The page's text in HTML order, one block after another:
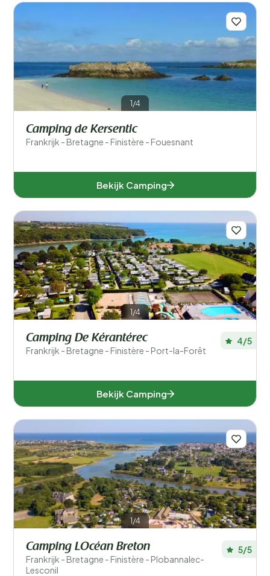
1/4
Camping de Kersentic
Frankrijk - Bretagne - Finistère - Fouesnant
Bekijk Camping
1/4
Camping De Kérantérec
Frankrijk - Bretagne - Finistère - Port-la-Forêt
4/5
Bekijk Camping
1/4
Camping LOcéan Breton
Frankrijk - Bretagne - Finistère - Plobannalec-
Lesconil
5/5